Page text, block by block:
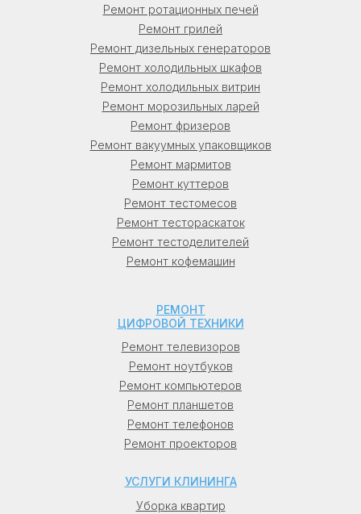
Ремонт ротационных печей
Ремонт грилей
Ремонт дизельных генераторов
Ремонт холодильных шкафов
Ремонт холодильных витрин
Ремонт морозильных ларей
Ремонт фризеров
Ремонт вакуумных упаковщиков
Ремонт мармитов
Ремонт куттеров
Ремонт тестомесов
Ремонт тестораскаток
Ремонт тестоделителей
Ремонт кофемашин
РЕМОНТ
ЦИФРОВОЙ ТЕХНИКИ
Ремонт телевизоров
Ремонт ноутбуков
Ремонт компьютеров
Ремонт планшетов
Ремонт телефонов
Ремонт проекторов
УСЛУГИ КЛИНИНГА
Уборка квартир